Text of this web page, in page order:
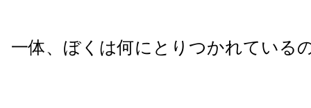
一体、ぼくは何にとりつかれている